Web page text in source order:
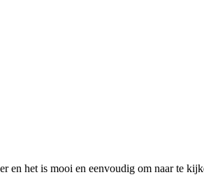
en het is mooi en eenvoudig om naar te